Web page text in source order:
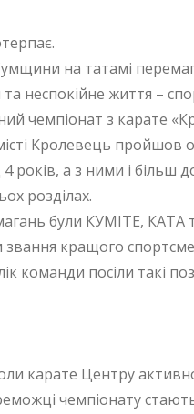
на татамі
неспокійне життя –
чемпіонат з карате
Кролевець пройшов
років, а з ними і більш
розділах.
були КУМІТЕ, КАТА
кращого
команди посіли такі
карате Центру
чемпіонату